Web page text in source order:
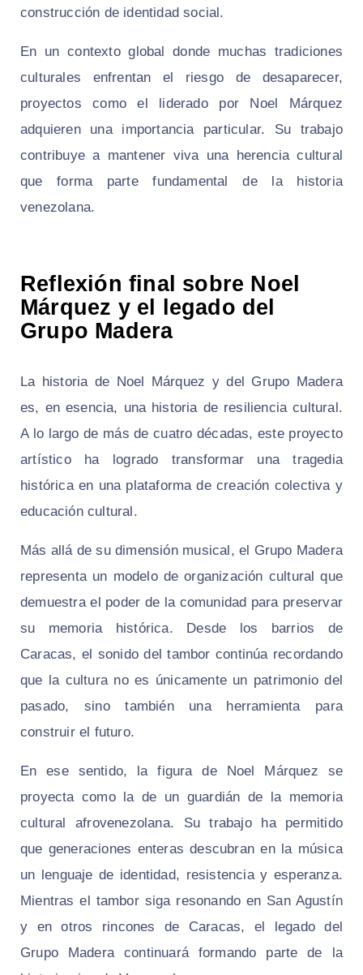
construcción de identidad social.
En un contexto global donde muchas tradiciones
culturales enfrentan el riesgo de desaparecer,
proyectos como el liderado por Noel Márquez
adquieren una importancia particular. Su trabajo
contribuye a mantener viva una herencia cultural
que forma parte fundamental de la historia
venezolana.
Reflexión final sobre Noel
Márquez y el legado del
Grupo Madera
La historia de Noel Márquez y del Grupo Madera
es, en esencia, una historia de resiliencia cultural.
A lo largo de más de cuatro décadas, este proyecto
artístico ha logrado transformar una tragedia
histórica en una plataforma de creación colectiva y
educación cultural.
Más allá de su dimensión musical, el Grupo Madera
representa un modelo de organización cultural que
demuestra el poder de la comunidad para preservar
su memoria histórica. Desde los barrios de
Caracas, el sonido del tambor continúa recordando
que la cultura no es únicamente un patrimonio del
pasado, sino también una herramienta para
construir el futuro.
En ese sentido, la figura de Noel Márquez se
proyecta como la de un guardián de la memoria
cultural afrovenezolana. Su trabajo ha permitido
que generaciones enteras descubran en la música
un lenguaje de identidad, resistencia y esperanza.
Mientras el tambor siga resonando en San Agustín
y en otros rincones de Caracas, el legado del
Grupo Madera continuará formando parte de la